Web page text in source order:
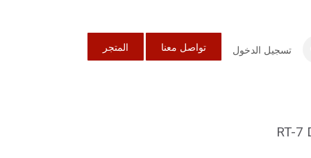
تسجيل الدخول تواصل معنا المتجر